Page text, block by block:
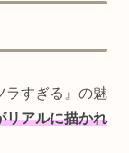
ラすぎる』の魅
リアルに描かれ